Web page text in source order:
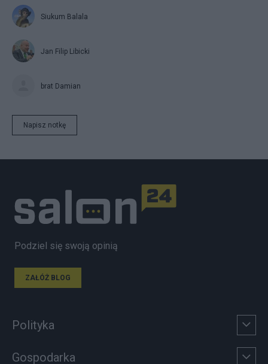
Siukum Balala
Jan Filip Libicki
brat Damian
Napisz notkę
Podziel się swoją opinią
ZAŁÓŻ BLOG
Polityka
Gospodarka